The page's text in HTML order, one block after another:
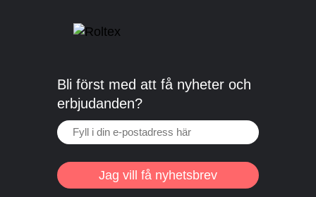
Bli först med att få nyheter och
erbjudanden?
Jag vill få nyhetsbrev